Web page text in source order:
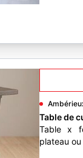
Table de
Table x
plateau